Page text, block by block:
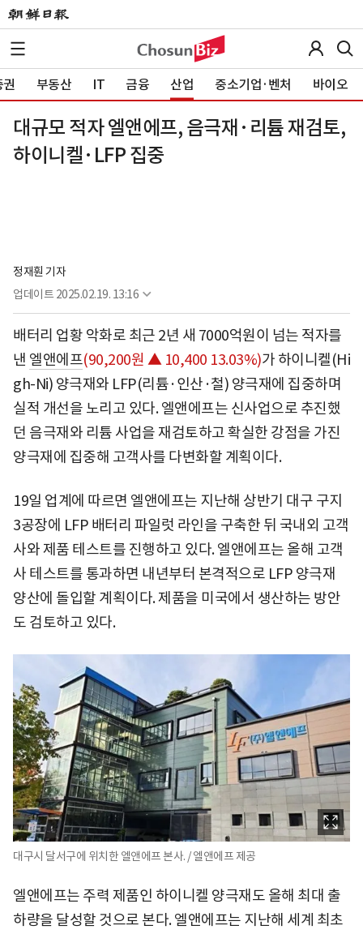
부동산 IT 금융 산업 중소기업·벤처 바이오
대규모 적자 엘앤에프, 음극재·리튬 재검토,
하이니켈·LFP 집중
정재훤 기자
업데이트 2025.02.19. 13:16
배터리 업황 악화로 최근 2년 새 7000억원이 넘는 적자를
낸 엘앤에프(90,200원 ▲ 10,400 13.03%)가 하이니켈(Hi
gh-Ni) 양극재와 LFP(리튬·인산·철) 양극재에 집중하며
실적 개선을 노리고 있다. 엘앤에프는 신사업으로 추진했
던 음극재와 리튬 사업을 재검토하고 확실한 강점을 가진
양극재에 집중해 고객사를 다변화할 계획이다.
19일 업계에 따르면 엘앤에프는 지난해 상반기 대구 구지
3공장에 LFP 배터리 파일럿 라인을 구축한 뒤 국내외 고객
사와 제품 테스트를 진행하고 있다. 엘앤에프는 올해 고객
사 테스트를 통과하면 내년부터 본격적으로 LFP 양극재
양산에 돌입할 계획이다. 제품을 미국에서 생산하는 방안
도 검토하고 있다.
대구시 달서구에 위치한 엘앤에프 본사. / 엘앤에프 제공
엘앤에프는 주력 제품인 하이니켈 양극재도 올해 최대 출
하량을 달성할 것으로 본다. 엘앤에프는 지난해 세계 최초